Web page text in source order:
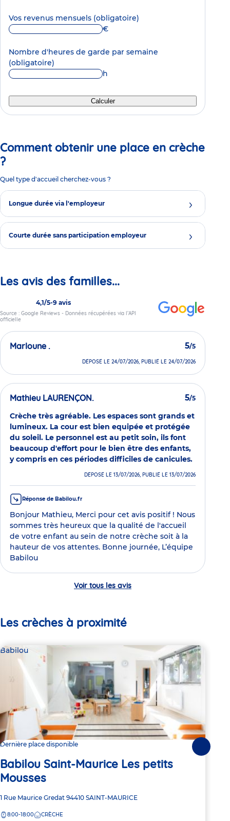
Vos revenus mensuels (obligatoire)
€
Nombre d'heures de garde par semaine
(obligatoire)
h
Calculer
Comment obtenir une place en crèche
?
Quel type d'accueil cherchez-vous ?
Longue durée via l'employeur
Courte durée sans participation employeur
Les avis des familles...
4,1/5-9 avis
Source : Google Reviews - Données récupérées via l’API
officielle
Marloune . 5/5
DÉPOSÉ LE 24/07/2026, PUBLIÉ LE 24/07/2026
Mathieu LAURENÇON. 5/5
Crèche très agréable. Les espaces sont grands et
lumineux. La cour est bien equipée et protégée
du soleil. Le personnel est au petit soin, ils font
beaucoup d'effort pour le bien être des enfants,
y compris en ces périodes difficiles de canicules.
DÉPOSÉ LE 13/07/2026, PUBLIÉ LE 13/07/2026
Réponse de Babilou.fr
Bonjour Mathieu, Merci pour cet avis positif ! Nous
sommes très heureux que la qualité de l'accueil
de votre enfant au sein de notre crèche soit à la
hauteur de vos attentes. Bonne journée, L’équipe
Babilou
Voir tous les avis
Les crèches à proximité
Babilou
Dernière place disponible
Babilou Saint-Maurice Les petits
Mousses
Adresse
la
1 Rue Maurice Gredat 94410 SAINT-MAURICE
8:00-18:00 CRÈCHE